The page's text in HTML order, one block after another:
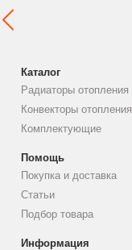
Каталог
Радиаторы отопления
Конвекторы отопления
Комплектующие
Помощь
Покупка и доставка
Статьи
Подбор товара
Информация